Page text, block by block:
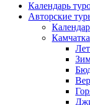
Календарь
Авторские
Камчатка